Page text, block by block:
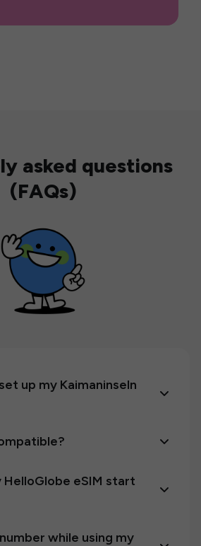
asked questions
(FAQs)
up my Kaimaninseln
HelloGlobe eSIM start
while using my